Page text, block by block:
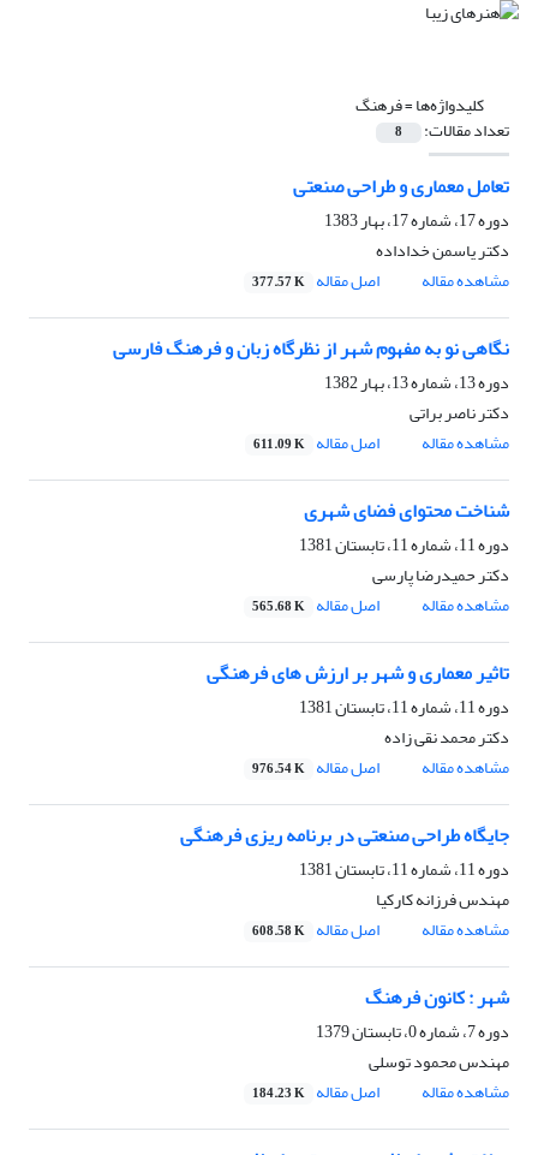
کلیدواژه‌ها =فرهنگ
تعداد مقالات: 8
تعامل معماری و طراحی صنعتی
دوره 17، شماره 17، بهار 1383
دکتر یاسمن خداداده
مشاهده مقاله
اصل مقاله 377.57 K
نگاهی نو به مفهوم شهر از نظرگاه زبان و فرهنگ فارسی
دوره 13، شماره 13، بهار 1382
دکتر ناصر براتی
مشاهده مقاله
اصل مقاله 611.09 K
شناخت محتوای فضای شهری
دوره 11، شماره 11، تابستان 1381
دکتر حمیدرضا پارسی
مشاهده مقاله
اصل مقاله 565.68 K
تاثیر معماری و شهر بر ارزش های فرهنگی
دوره 11، شماره 11، تابستان 1381
دکتر محمد نقی زاده
مشاهده مقاله
اصل مقاله 976.54 K
جایگاه طراحی صنعتی در برنامه ریزی فرهنگی
دوره 11، شماره 11، تابستان 1381
مهندس فرزانه کارکیا
مشاهده مقاله
اصل مقاله 608.58 K
شهر : کانون فرهنگ
دوره 7، شماره 0، تابستان 1379
مهندس محمود توسلی
مشاهده مقاله
اصل مقاله 184.23 K